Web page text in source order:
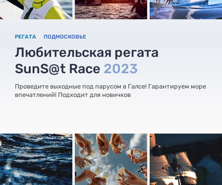
РЕГАТА ПОДМОСКОВЬЕ
Любительская регата
SunS@t Race 2023
Проведите выходные под парусом в Галсе! Гарантируем море
впечатлений! Подходит для новичков